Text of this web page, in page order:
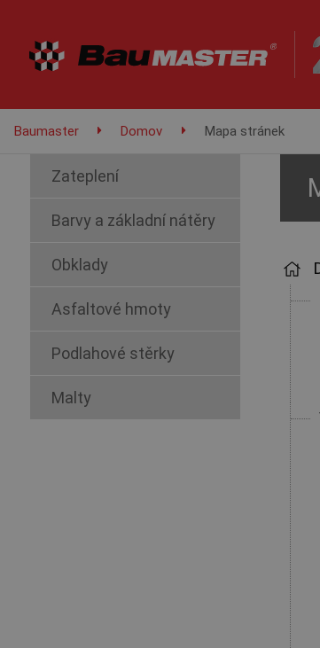
Baumaster Domov Mapa stránek
Zateplení
Barvy a základní nátěry
Obklady
Asfaltové hmoty
Podlahové stěrky
Malty